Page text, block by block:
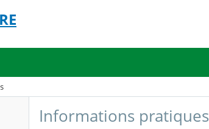
Informations pratiques